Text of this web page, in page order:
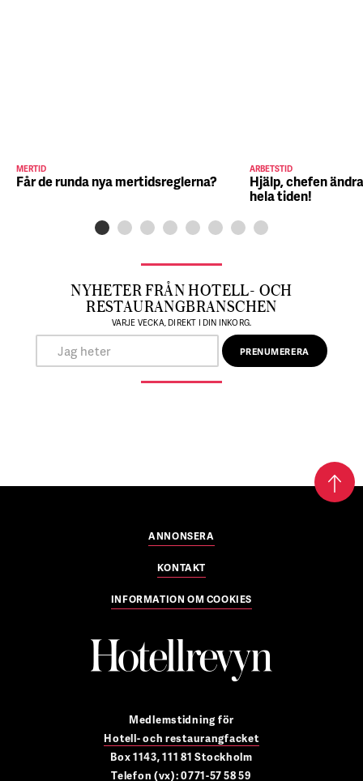
MERTID
Får de runda nya mertidsreglerna?
ARBETSTID
Hjälp, chefen
hela tiden!
NYHETER FRÅN HOTELL- OCH
RESTAURANGBRANSCHEN
VARJE VECKA, DIREKT I DIN INKORG.
ANNONSERA
KONTAKT
INFORMATION OM COOKIES
Medlemstidning för
Hotell- och restaurangfacket
Box 1143, 111 81 Stockholm
Telefon (vx): 0771-57 58 59